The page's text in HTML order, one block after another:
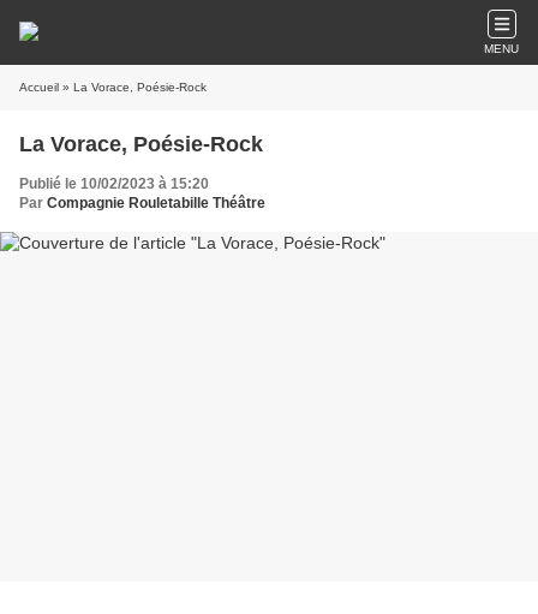
MENU
Accueil » La Vorace, Poésie-Rock
La Vorace, Poésie-Rock
Publié le 10/02/2023 à 15:20
Par Compagnie Rouletabille Théâtre